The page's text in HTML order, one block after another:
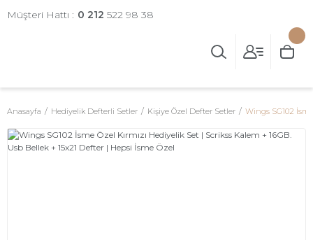
Müşteri Hattı : 0 212 522 98 38
Anasayfa Hediyelik Defterli Setler Kişiye Özel Defter Setler Wings SG102